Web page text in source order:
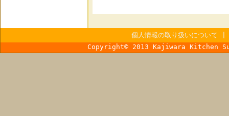
個人情報の取り扱いについて
Copyright© 2013 Kajiwara Kitchen